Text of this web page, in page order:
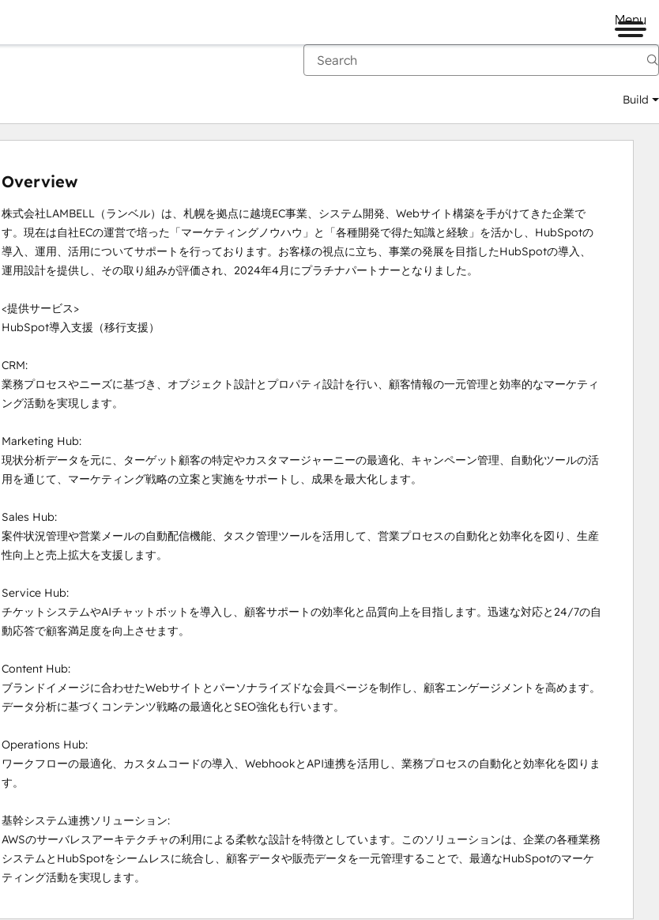
Menu
Build
Overview
株式会社LAMBELL（ランベル）は、札幌を拠点に越境EC事業、システム開発、Webサイト構築を手がけてきた企業で
す。現在は自社ECの運営で培った「マーケティングノウハウ」と「各種開発で得た知識と経験」を活かし、HubSpotの
導入、運用、活用についてサポートを行っております。お客様の視点に立ち、事業の発展を目指したHubSpotの導入、
運用設計を提供し、その取り組みが評価され、2024年4月にプラチナパートナーとなりました。
<提供サービス>
HubSpot導入支援（移行支援）
CRM:
業務プロセスやニーズに基づき、オブジェクト設計とプロパティ設計を行い、顧客情報の一元管理と効率的なマーケティ
ング活動を実現します。
Marketing Hub:
現状分析データを元に、ターゲット顧客の特定やカスタマージャーニーの最適化、キャンペーン管理、自動化ツールの活
用を通じて、マーケティング戦略の立案と実施をサポートし、成果を最大化します。
Sales Hub:
案件状況管理や営業メールの自動配信機能、タスク管理ツールを活用して、営業プロセスの自動化と効率化を図り、生産
性向上と売上拡大を支援します。
Service Hub:
チケットシステムやAIチャットボットを導入し、顧客サポートの効率化と品質向上を目指します。迅速な対応と24/7の自
動応答で顧客満足度を向上させます。
Content Hub:
ブランドイメージに合わせたWebサイトとパーソナライズドな会員ページを制作し、顧客エンゲージメントを高めます。
データ分析に基づくコンテンツ戦略の最適化とSEO強化も行います。
Operations Hub:
ワークフローの最適化、カスタムコードの導入、WebhookとAPI連携を活用し、業務プロセスの自動化と効率化を図りま
す。
基幹システム連携ソリューション:
AWSのサーバレスアーキテクチャの利用による柔軟な設計を特徴としています。このソリューションは、企業の各種業務
システムとHubSpotをシームレスに統合し、顧客データや販売データを一元管理することで、最適なHubSpotのマーケ
ティング活動を実現します。